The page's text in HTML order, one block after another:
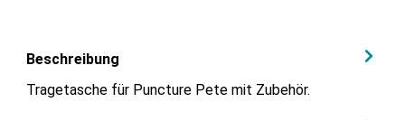
Beschreibung
Tragetasche für Puncture Pete mit Zubehör.